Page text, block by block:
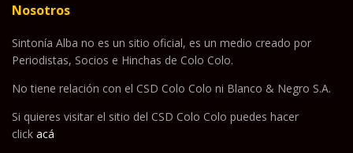
Nosotros
Sintonía Alba no es un sitio oficial, es un medio creado por
Periodistas, Socios e Hinchas de Colo Colo.
No tiene relación con el CSD Colo Colo ni Blanco & Negro S.A.
Si quieres visitar el sitio del CSD Colo Colo puedes hacer
click acá